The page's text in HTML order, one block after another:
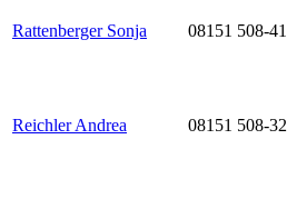
Rattenberger Sonja 08151 508-41
Reichler Andrea 08151 508-32